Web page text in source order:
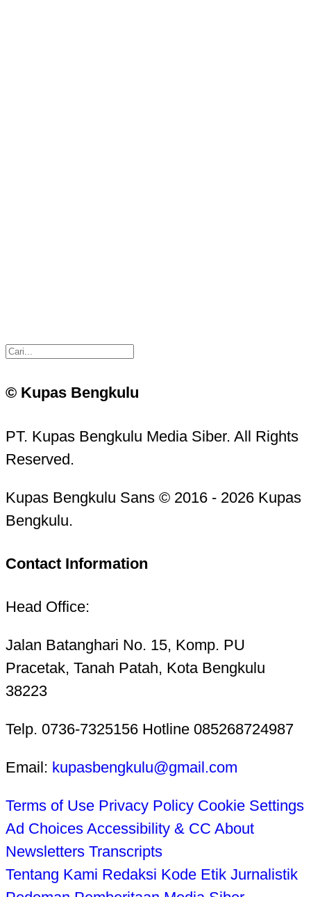
© Kupas Bengkulu
PT. Kupas Bengkulu Media Siber. All Rights
Reserved.
Kupas Bengkulu Sans © 2016 - 2026 Kupas
Bengkulu.
Contact Information
Head Office:
Jalan Batanghari No. 15, Komp. PU
Pracetak, Tanah Patah, Kota Bengkulu
38223
Telp. 0736-7325156 Hotline 085268724987
Email: kupasbengkulu@gmail.com
Terms of Use Privacy Policy Cookie Settings
Ad Choices Accessibility & CC About
Newsletters Transcripts
Tentang Kami Redaksi Kode Etik Jurnalistik